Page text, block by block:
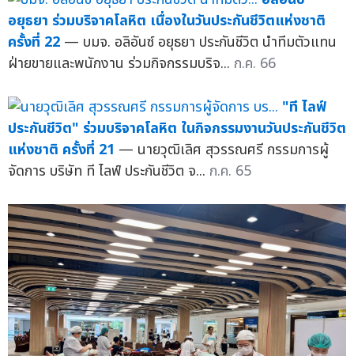
อยุธยา ร่วมบริจาคโลหิต เนื่องในวันประกันชีวิตแห่งชาติ
ครั้งที่ 22 — บมจ. อลิอันซ์ อยุธยา ประกันชีวิต นำทีมตัวแทน
ฝ่ายขายและพนักงาน ร่วมกิจกรรมบริจ... ก.ค. 66
"ที ไลฟ์
ประกันชีวิต" ร่วมบริจาคโลหิต ในกิจกรรมงานวันประกันชีวิต
แห่งชาติ ครั้งที่ 21 — นายวุฒิเลิศ สุวรรณศรี กรรมการผู้
จัดการ บริษัท ที ไลฟ์ ประกันชีวิต จ... ก.ค. 65